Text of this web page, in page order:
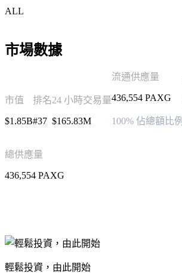
ALL
市場數據
市值
$1.85B
排名
#37
24 小時交易量
$165.83M
流通供應量
436,554 PAXG
100% 佔總額比例
總供應量
436,554 PAXG
輕鬆投資，由此開始